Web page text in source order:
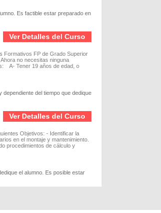
Es factible estar preparado en
Ver Detalles del Curso
Formativos FP de Grado Superior
no necesitas ninguna
A- Tener 19 años de edad, o
del tiempo que dedique
Ver Detalles del Curso
Objetivos: - Identificar la
en el montaje y mantenimiento.
procedimientos de cálculo y
el alumno. Es posible estar